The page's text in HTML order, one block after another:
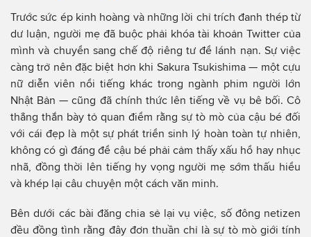
Trước sức ép kinh hoàng và những lời chỉ trích đanh thép từ
dư luận, người mẹ đã buộc phải khóa tài khoản Twitter của
mình và chuyển sang chế độ riêng tư để lánh nạn. Sự việc
càng trở nên đặc biệt hơn khi Sakura Tsukishima — một cựu
nữ diễn viên nổi tiếng khác trong ngành phim người lớn
Nhật Bản — cũng đã chính thức lên tiếng về vụ bê bối. Cô
thẳng thắn bày tỏ quan điểm rằng sự tò mò của cậu bé đối
với cái đẹp là một sự phát triển sinh lý hoàn toàn tự nhiên,
không có gì đáng để cậu bé phải cảm thấy xấu hổ hay nhục
nhã, đồng thời lên tiếng hy vọng người mẹ sớm thấu hiểu
và khép lại câu chuyện một cách văn minh.
Bên dưới các bài đăng chia sẻ lại vụ việc, số đông netizen
đều đồng tình rằng đây đơn thuần chỉ là sự tò mò giới tính